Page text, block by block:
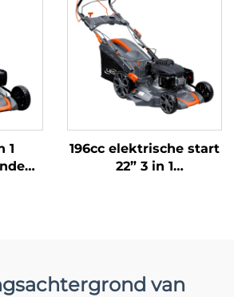
1
196cc elektrische start
22” 3 in 1
van